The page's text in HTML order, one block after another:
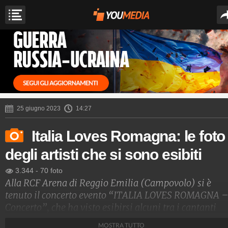
25 giugno 2023 14:27
Italia Loves Romagna: le foto
degli artisti che si sono esibiti
3.344 - 70 foto
Alla RCF Arena di Reggio Emilia (Campovolo) si è
tenuto il concerto evento “ITALIA LOVES ROMAGNA
Concerto”, che ha visto esibirsi alcuni tra i cantanti
MOSTRA TUTTO